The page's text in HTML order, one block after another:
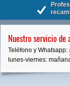
Nuestro servicio
Teléfono y Whatsapp:
lunes-viernes: